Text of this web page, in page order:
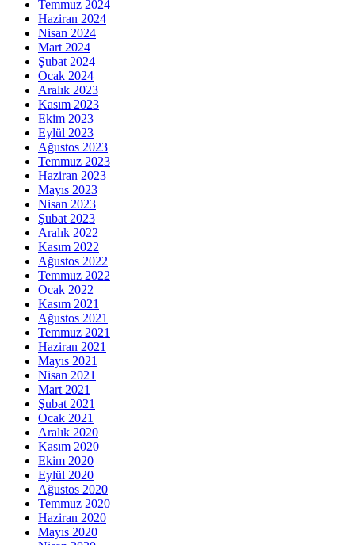
Temmuz 2024
Haziran 2024
Nisan 2024
Mart 2024
Şubat 2024
Ocak 2024
Aralık 2023
Kasım 2023
Ekim 2023
Eylül 2023
Ağustos 2023
Temmuz 2023
Haziran 2023
Mayıs 2023
Nisan 2023
Şubat 2023
Aralık 2022
Kasım 2022
Ağustos 2022
Temmuz 2022
Ocak 2022
Kasım 2021
Ağustos 2021
Temmuz 2021
Haziran 2021
Mayıs 2021
Nisan 2021
Mart 2021
Şubat 2021
Ocak 2021
Aralık 2020
Kasım 2020
Ekim 2020
Eylül 2020
Ağustos 2020
Temmuz 2020
Haziran 2020
Mayıs 2020